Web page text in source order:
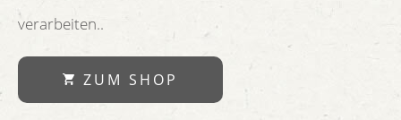
verarbeiten..
ZUM SHOP